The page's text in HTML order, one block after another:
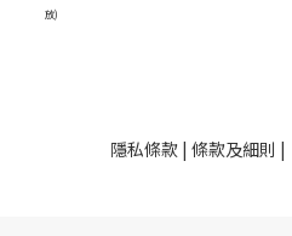
放)
隱私條款 | 條款及細則 |